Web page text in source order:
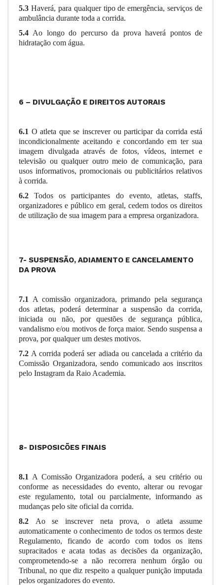
5.3 Haverá, para qualquer tipo de emergência, serviços de
ambulância durante toda a corrida.
5.4 Ao longo do percurso da prova haverá pontos de
hidratação com água.
6 – DIVULGAÇÃO E DIREITOS AUTORAIS
6.1 O atleta que se inscrever ou participar da corrida está
incondicionalmente aceitando e concordando em ter sua
imagem divulgada através de fotos, vídeos, internet e
televisão ou qualquer outro meio de comunicação, para
usos informativos, promocionais ou publicitários relativos
à corrida.
6.2Todos os participantes do evento, atletas, staffs,
organizadores e público em geral, cedem todos os direitos
de utilização de sua imagem para a empresa organizadora.
7- SUSPENSÃO, ADIAMENTO E CANCELAMENTO
DA PROVA
7.1 A comissão organizadora, primando pela segurança
dos atletas, poderá determinar a suspensão da corrida,
iniciada ou não, por questões de segurança pública,
vandalismo e/ou motivos de força maior. Sendo suspensa a
prova, por qualquer um destes motivos.
7.2 A corrida poderá ser adiada ou cancelada a critério da
Comissão Organizadora, sendo comunicado aos inscritos
pelo Instagram da Raio Academia.
8- DISPOSICÕES FINAIS
8.1 A Comissão Organizadora poderá, a seu critério ou
conforme as necessidades do evento, alterar ou revogar
este regulamento, total ou parcialmente, informando as
mudanças pelo site oficial da corrida.
8.2 Ao se inscrever neta prova, o atleta assume
automaticamente o conhecimento de todos os termos deste
Regulamento, ficando de acordo com todos os itens
supracitados e acata todas as decisões da organização,
comprometendo-se a não recorrera nenhum órgão ou
Tribunal, no que diz respeito a qualquer punição imputada
pelos organizadores do evento.